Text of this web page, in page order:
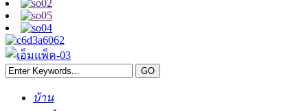
บ้าน